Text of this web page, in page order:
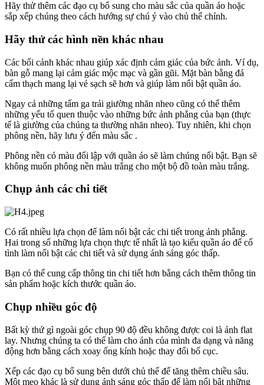
Hãy thử thêm các đạo cụ bổ sung cho màu sắc của quần áo hoặc
sắp xếp chúng theo cách hướng sự chú ý vào chủ thể chính.
Hãy thử các hình nền khác nhau
Các bối cảnh khác nhau giúp xác định cảm giác của bức ảnh. Ví dụ,
bàn gỗ mang lại cảm giác mộc mạc và gần gũi. Mặt bàn bằng đá
cẩm thạch mang lại vẻ sạch sẽ hơn và giúp làm nổi bật quần áo.
Ngay cả những tấm ga trải giường nhăn nheo cũng có thể thêm
những yếu tố quen thuộc vào những bức ảnh phẳng của bạn (thực
tế là giường của chúng ta thường nhăn nheo). Tuy nhiên, khi chọn
phông nền, hãy lưu ý đến màu sắc .
Phông nền có màu đối lập với quần áo sẽ làm chúng nổi bật. Bạn sẽ
không muốn phông nền màu trắng cho một bộ đồ toàn màu trắng.
Chụp ảnh các chi tiết
Có rất nhiều lựa chọn để làm nổi bật các chi tiết trong ảnh phẳng.
Hai trong số những lựa chọn thực tế nhất là tạo kiểu quần áo để cố
tình làm nổi bật các chi tiết và sử dụng ánh sáng góc thấp.
Bạn có thể cung cấp thông tin chi tiết hơn bằng cách thêm thông tin
sản phẩm hoặc kích thước quần áo.
Chụp nhiều góc độ
Bất kỳ thứ gì ngoài góc chụp 90 độ đều không được coi là ảnh flat
lay. Nhưng chúng ta có thể làm cho ảnh của mình đa dạng và năng
động hơn bằng cách xoay ống kính hoặc thay đổi bố cục.
Xếp các đạo cụ bổ sung bên dưới chủ thể để tăng thêm chiều sâu.
Một mẹo khác là sử dụng ánh sáng góc thấp để làm nổi bật những